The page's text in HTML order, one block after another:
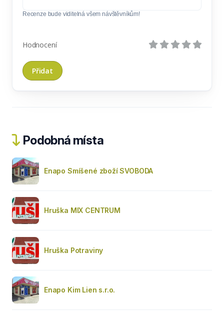
Recenze bude viditelná všem návštěvníkům!
Hodnocení
Podobná místa
Enapo Smíšené zboží SVOBODA
Hruška MIX CENTRUM
Hruška Potraviny
Enapo Kim Lien s.r.o.